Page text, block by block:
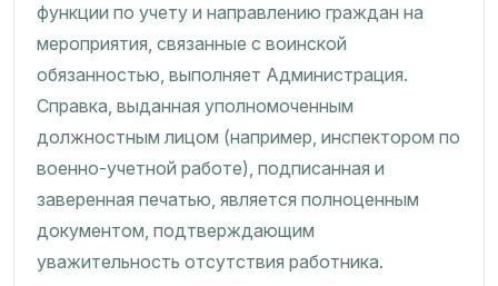
функции по учету и направлению граждан на
мероприятия, связанные с воинской
обязанностью, выполняет Администрация.
Справка, выданная уполномоченным
должностным лицом (например, инспектором по
военно-учетной работе), подписанная и
заверенная печатью, является полноценным
документом, подтверждающим
уважительность отсутствия работника.